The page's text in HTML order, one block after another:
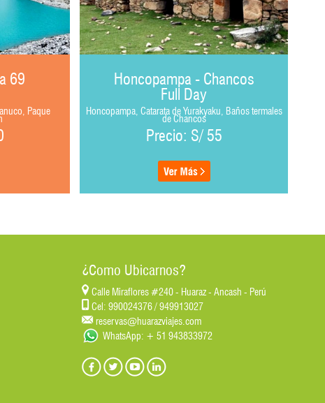
69
Paque
Honcopampa - Chancos
Full Day
Honcopampa, Catarata de Yurakyaku, Baños termales
de Chancos
Precio: S/ 55
¿Como Ubicarnos?
Calle Miraflores #240 - Huaraz - Ancash - Perú
Cel: 990024376 / 949913027
reservas@huarazviajes.com
WhatsApp: + 51 943833972